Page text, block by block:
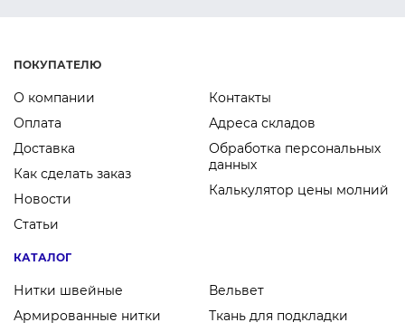
ПОКУПАТЕЛЮ
О компании
Оплата
Доставка
Как сделать заказ
Новости
Статьи
Контакты
Адреса складов
Обработка персональных
данных
Калькулятор цены молний
КАТАЛОГ
Нитки швейные
Армированные нитки
Вельвет
Ткань для подкладки